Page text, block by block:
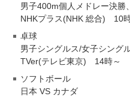
男子400m個人メドレー決勝
NHKプラス(NHK 総合) 10
卓球
男子シングルス/女子シング
TVer(テレビ東京) 14時～
ソフトボール
日本 VS カナダ